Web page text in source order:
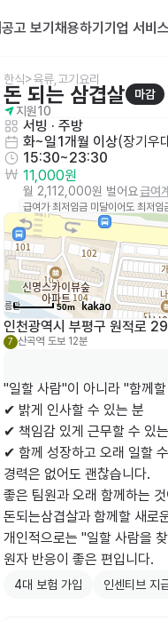
공고 보기 채용하기 기업 서비스
한식>육류,고기요리
돈 되는 삼겹살
마감
지원10
서빙 · 주방
화~일1개월 이상(장기우
15:30~23:30
11,000원
월 2,112,000원 벌어요급여
급여가 최저임금 미달이어도 최저임
50m
인천광역시 부평구 원적로
7 산곡역 도보 12분
"일할 사람"이 아니라 "함께
✔ 밝게 인사할 수 있는 분
✔ 책임감 있게 근무할 수 있
✔ 함께 성장하고 오래 일할
경력은 없어도 괜찮습니다.
좋은 팀원과 오래 함께하는
돈되는삼겹살과 함께할 새로
개인적으로는 "일할 사람을
원자 반응이 좋은 편입니다.
4대 보험 가입 인센티브 지